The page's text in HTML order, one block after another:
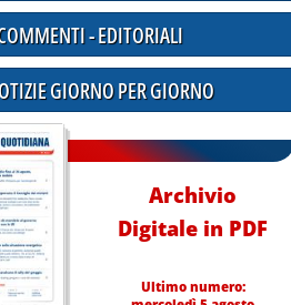
- EDITORIALI
GIORNO PER GIORNO
Archivio
Digitale in PDF
Ultimo numero: